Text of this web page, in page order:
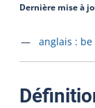
Dernière mise à
Accéder à
anglais :